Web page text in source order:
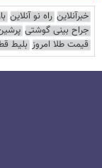
خبرآنلاین راه نو آنلاین
جراح بینی گوشتی
قیمت طلا امروز بلیط